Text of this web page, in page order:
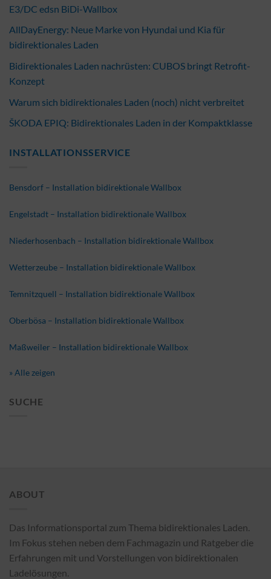
E3/DC edsn BiDi-Wallbox
AllDayEnergy: Neue Marke von Hyundai und Kia für
bidirektionales Laden
Bidirektionales Laden nachrüsten: CUBOS bringt Retrofit-
Konzept
Warum sich bidirektionales Laden (noch) nicht verbreitet
ŠKODA EPIQ: Bidirektionales Laden in der Kompaktklasse
INSTALLATIONSSERVICE
Bensdorf – Installation bidirektionale Wallbox
Engelstadt – Installation bidirektionale Wallbox
Niederhosenbach – Installation bidirektionale Wallbox
Wetterzeube – Installation bidirektionale Wallbox
Temnitzquell – Installation bidirektionale Wallbox
Oberbösa – Installation bidirektionale Wallbox
Maßweiler – Installation bidirektionale Wallbox
» Alle zeigen
SUCHE
ABOUT
Das Informationsportal zum Thema bidirektionales Laden.
Im Fokus stehen neben dem Fachmagazin und Ratgeber die
Erfahrungen mit und Vorstellungen von bidirektionalen
Ladelösungen.